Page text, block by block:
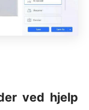
ved hjelp